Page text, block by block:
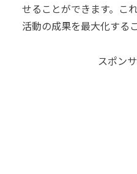
せることができます。こ
活動の成果を最大化する
スポン